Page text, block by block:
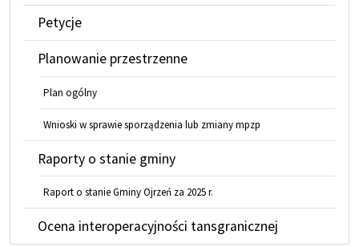
Petycje
Planowanie przestrzenne
Plan ogólny
Wnioski w sprawie sporządzenia lub zmiany mpzp
Raporty o stanie gminy
Raport o stanie Gminy Ojrzeń za 2025 r.
Ocena interoperacyjności tansgranicznej